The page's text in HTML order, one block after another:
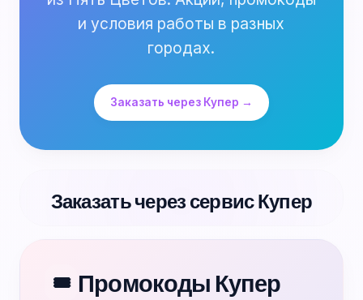
и условия работы в разных
городах.
Заказать через Купер →
Заказать через сервис Купер
🎟️ Промокоды Купер